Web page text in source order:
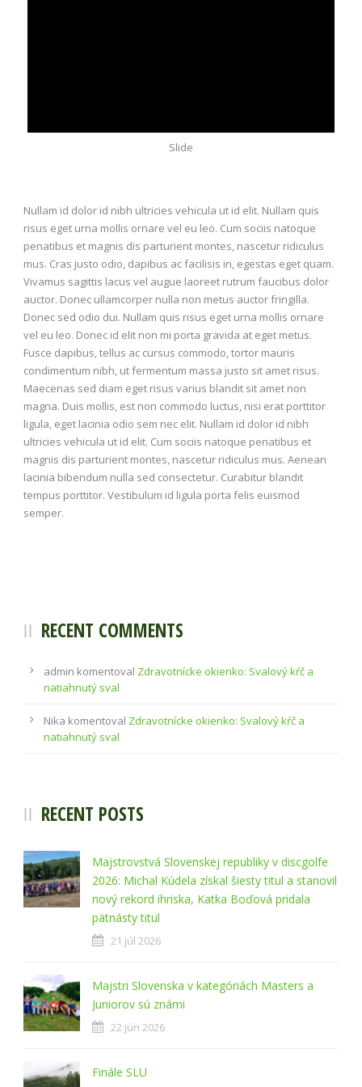
Slide
Nullam id dolor id nibh ultricies vehicula ut id elit. Nullam quis
risus eget urna mollis ornare vel eu leo. Cum sociis natoque
penatibus et magnis dis parturient montes, nascetur ridiculus
mus. Cras justo odio, dapibus ac facilisis in, egestas eget quam.
Vivamus sagittis lacus vel augue laoreet rutrum faucibus dolor
auctor. Donec ullamcorper nulla non metus auctor fringilla.
Donec sed odio dui. Nullam quis risus eget urna mollis ornare
vel eu leo. Donec id elit non mi porta gravida at eget metus.
Fusce dapibus, tellus ac cursus commodo, tortor mauris
condimentum nibh, ut fermentum massa justo sit amet risus.
Maecenas sed diam eget risus varius blandit sit amet non
magna. Duis mollis, est non commodo luctus, nisi erat porttitor
ligula, eget lacinia odio sem nec elit. Nullam id dolor id nibh
ultricies vehicula ut id elit. Cum sociis natoque penatibus et
magnis dis parturient montes, nascetur ridiculus mus. Aenean
lacinia bibendum nulla sed consectetur. Curabitur blandit
tempus porttitor. Vestibulum id ligula porta felis euismod
semper.
RECENT COMMENTS
admin komentoval Zdravotnícke okienko: Svalový kŕč a
natiahnutý sval
Nika komentoval Zdravotnícke okienko: Svalový kŕč a
natiahnutý sval
RECENT POSTS
Majstrovstvá Slovenskej republiky v discgolfe
2026: Michal Kúdela získal šiesty titul a stanovil
nový rekord ihriska, Katka Boďová pridala
pätnásty titul
21 júl 2026
Majstri Slovenska v kategóriách Masters a
Juniorov sú známi
22 jún 2026
Finále SLU